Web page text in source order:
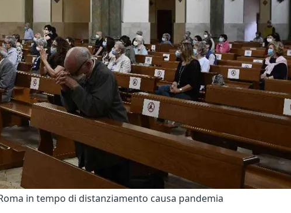
in tempo di distanziamento causa pandemia